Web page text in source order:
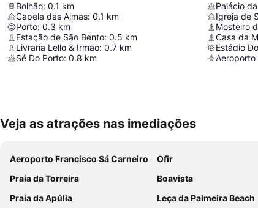
Bolhão: 0.1 km
Capela das Almas: 0.1 km
Porto: 0.3 km
Estação de São Bento: 0.5 km
Livraria Lello & Irmão: 0.7 km
Sé Do Porto: 0.8 km
Palácio
Igreja de
Mosteiro
Casa da
Estádio
Aeroporto
Veja as atrações nas imediações
Aeroporto Francisco Sá Carneiro Ofir
Praia da Torreira
Boavista
Praia da Apúlia
Leça da Palmeira Beach